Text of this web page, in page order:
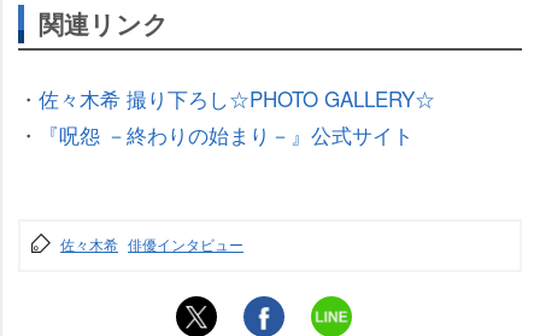
関連リンク
・ 佐々木希 撮り下ろし☆PHOTO GALLERY☆
・
『呪怨 －終わりの始まり－』公式サイト
佐々木希 俳優インタビュー